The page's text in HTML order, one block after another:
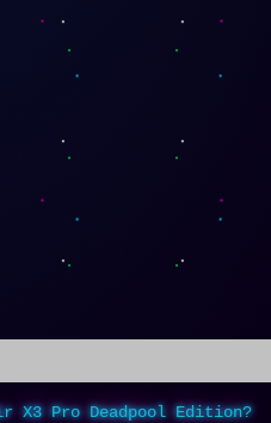
X3 Pro Deadpool Edition?